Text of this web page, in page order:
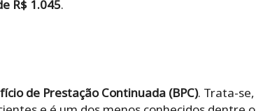
R$ 1.045.
de Prestação Continuada (BPC). Trata-